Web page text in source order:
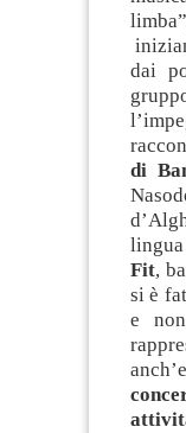
dai
di
Fit,
si è
e